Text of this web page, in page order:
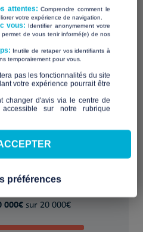
un logement
indigne
sans-abri
FINANCÉ !
000€ sur 20 000€
attentes:Comprendre comment le
votre expérience de navigation.
vous: Identifier anonymement votre
de vous tenir informé(e) de nos
Inutile de retaper vos identifiants à
temporairement pour vous.
pas les fonctionnalités du site
votre expérience pourrait être
changer d'avis via le centre de
sur notre rubrique
préférences